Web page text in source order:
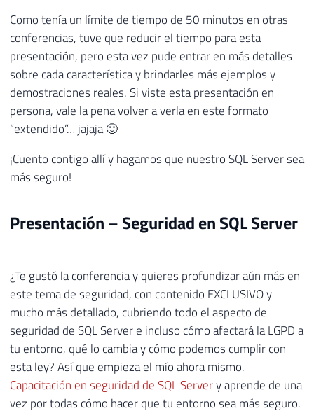
Como tenía un límite de tiempo de 50 minutos en otras
conferencias, tuve que reducir el tiempo para esta
presentación, pero esta vez pude entrar en más detalles
sobre cada característica y brindarles más ejemplos y
demostraciones reales. Si viste esta presentación en
persona, vale la pena volver a verla en este formato
“extendido”… jajaja 🙂
¡Cuento contigo allí y hagamos que nuestro SQL Server sea
más seguro!
Presentación – Seguridad en SQL Server
¿Te gustó la conferencia y quieres profundizar aún más en
este tema de seguridad, con contenido EXCLUSIVO y
mucho más detallado, cubriendo todo el aspecto de
seguridad de SQL Server e incluso cómo afectará la LGPD a
tu entorno, qué lo cambia y cómo podemos cumplir con
esta ley? Así que empieza el mío ahora mismo.
Capacitación en seguridad de SQL Servery aprende de una
vez por todas cómo hacer que tu entorno sea más seguro.